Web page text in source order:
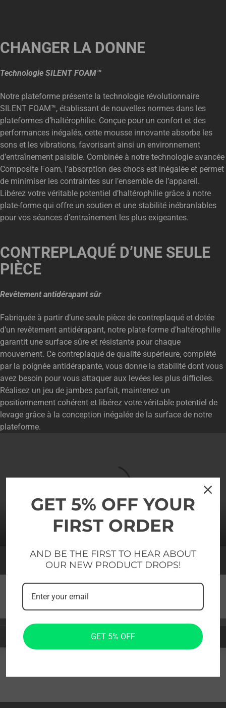
CHANGER LA DONNE
Technologie SILENT FOAM™
Notre plateforme présente la technologie révolutionnaire
SILENT FOAM™, établissant de nouvelles normes dans les
plateformes d’haltérophilie. Conçue pour un confort et des
performances inégalés, cette mousse innovante absorbe les
sons et les vibrations, favorisant ainsi un environnement
d’entraînement paisible. Combinée à notre technologie avancée
Composite Foam, l’absorption des chocs est inégalée et permet
de minimiser les contraintes sur l’ensemble de l’appareil.
Libérez votre véritable potentiel d’haltérophilie grâce à notre
plate-forme qui offre un soutien et une stabilité inébranlables
pour vos séances d’entraînement les plus exigeantes.
CONTREPLAQUÉ D’UNE SEULE
PIÈCE
Revêtement antidérapant sûr
Fabriquée à partir d’une seule pièce de contreplaqué et dotée
d’un revêtement antidérapant, notre plate-forme d’haltérophilie
garantit une surface sûre et résistante pour chaque
mouvement. Ce contreplaqué de qualité supérieure, complété
par la poignée antidérapante, vous donne la stabilité dont vous
avez besoin pour vous attaquer aux levées les plus difficiles.
Réalisez un jeu de jambes parfait, maintenez un
positionnement cohérent et libérez votre véritable potentiel de
levage grâce à la conception inégalée de la surface de notre
plateforme.
GET 5% OFF YOUR
FIRST ORDER
AND BE THE FIRST TO HEAR ABOUT
OUR NEW PRODUCT DROPS!
GET 5% OFF